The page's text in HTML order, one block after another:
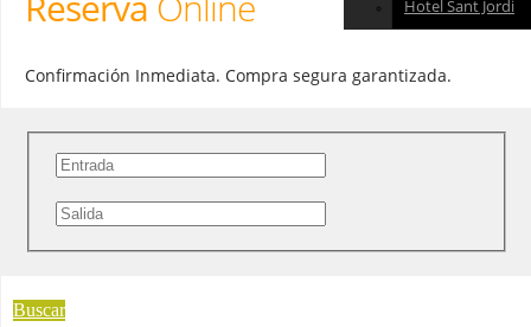
Hotel Sant Jordi
Confirmación Inmediata. Compra segura garantizada.
Buscar